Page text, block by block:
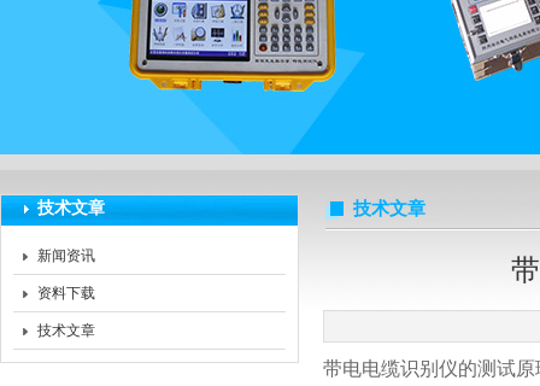
扬州海沃电气科技发展有限公司
技术文章
新闻资讯
资料下载
技术文章
技术文章
带电电缆识别仪的测试